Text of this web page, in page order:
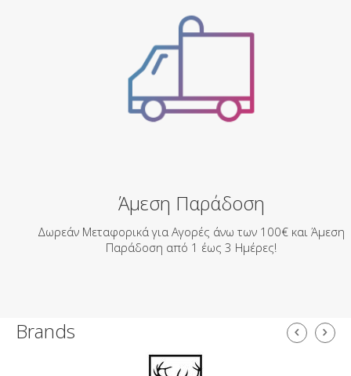
Άμεση Παράδοση
Δωρεάν Μεταφορικά για Αγορές άνω των 100€ και Άμεση
Παράδοση από 1 έως 3 Ημέρες!
Brands